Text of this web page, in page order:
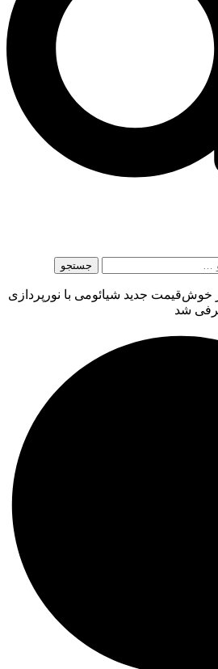
خوش‌قیمت جدید شیائومی با نورپردازی
شد